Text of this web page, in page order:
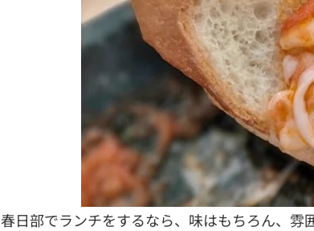
春日部でランチをするなら、味はもちろん、雰